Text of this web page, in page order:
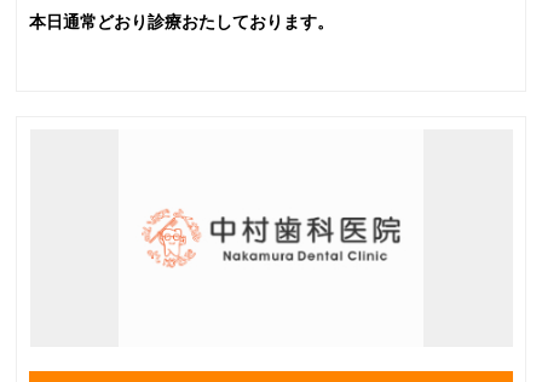
本日通常どおり診療おたしております。